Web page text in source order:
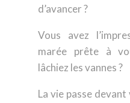
d’avancer ?
Vous avez
marée prête à
lâchiez les vannes ?
La vie passe devant